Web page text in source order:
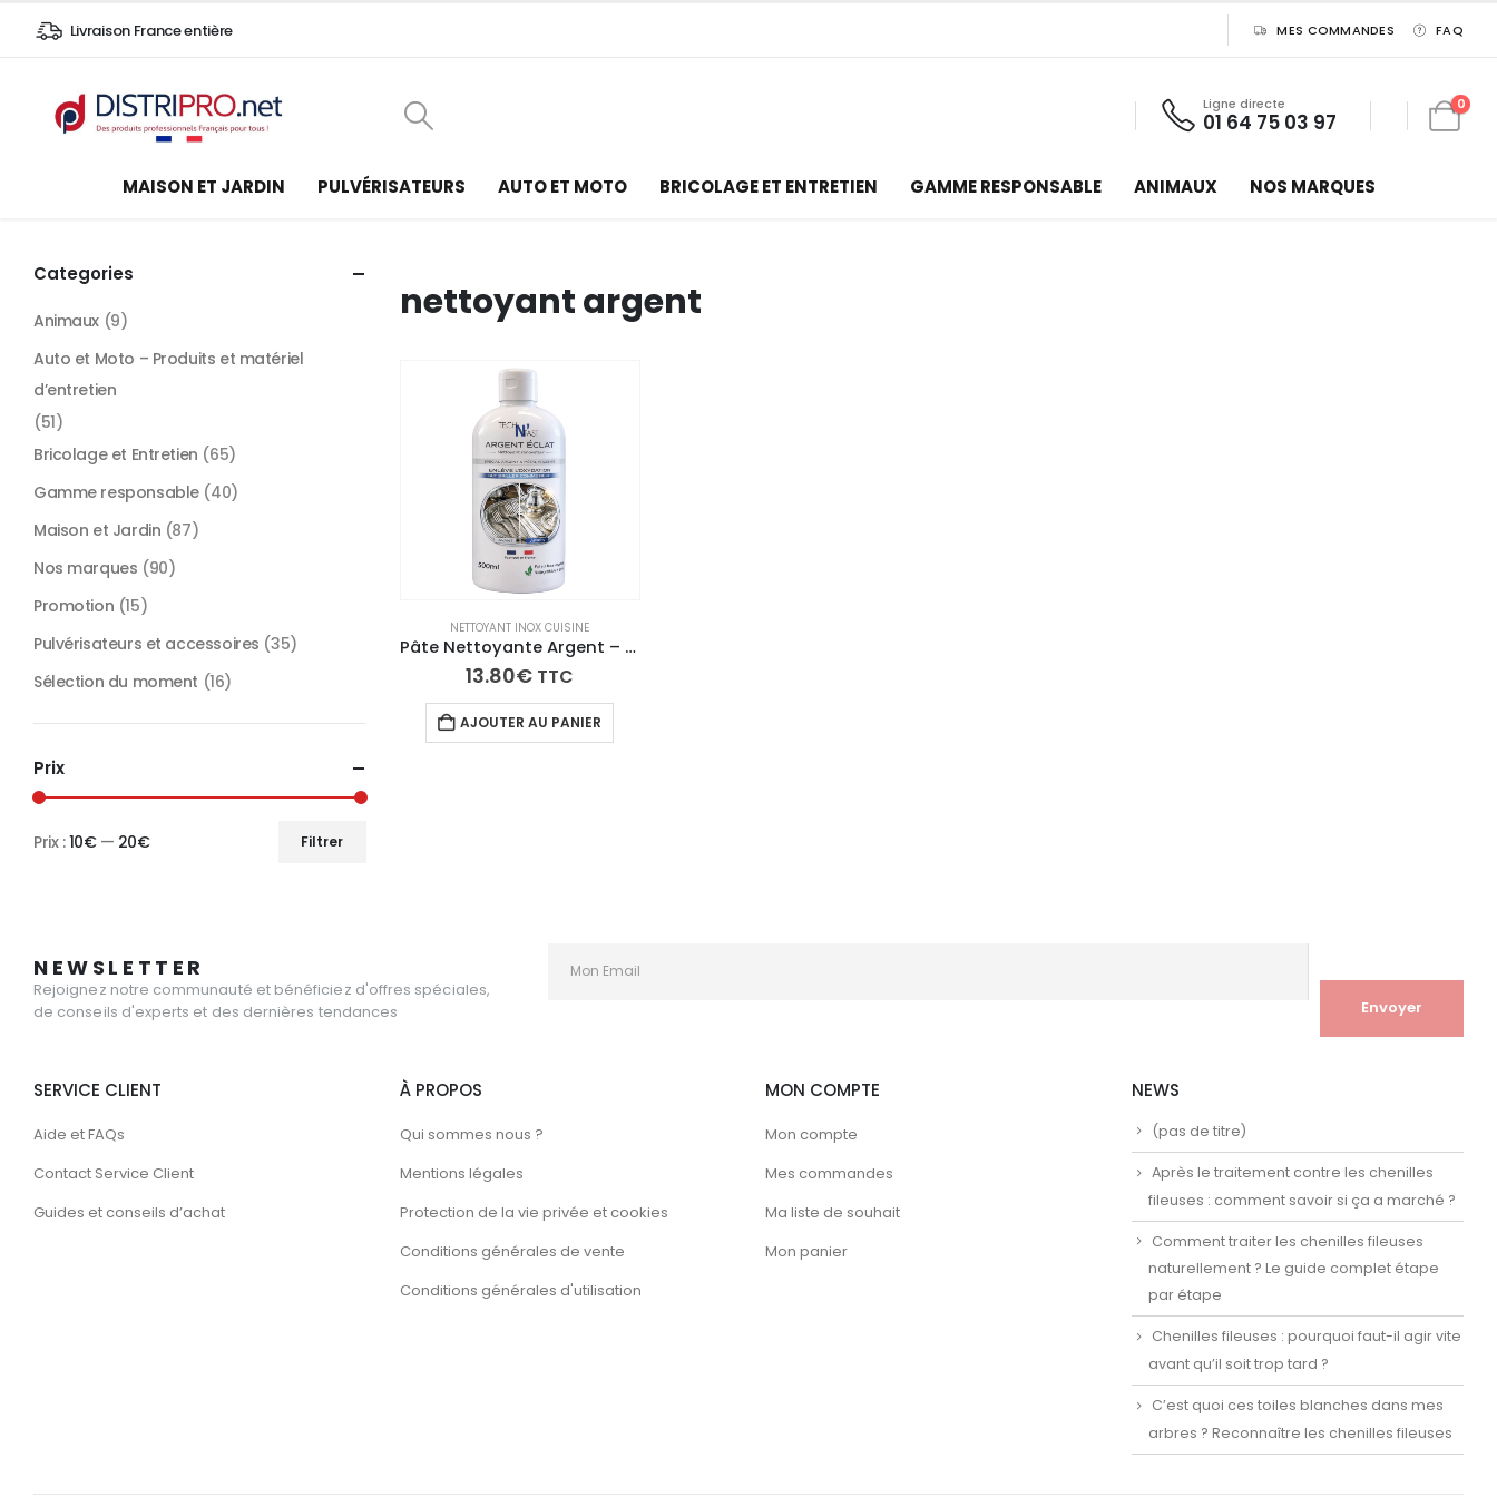
Livraison France entière MES COMMANDES FAQ
Ligne directe
01 64 75 03 97
0
MAISON ET JARDIN PULVÉRISATEURS AUTO ET MOTO BRICOLAGE ET ENTRETIEN GAMME RESPONSABLE ANIMAUX NOS MARQUES
nettoyant argent
NETTOYANT INOX CUISINE
Pâte Nettoyante Argent – Rénovateur Argenterie & Métaux Argentés – Anti-Oxydation, Brillance Longue Durée
13.80€ TTC
AJOUTER AU PANIER
Categories
Animaux (9)
Auto et Moto – Produits et matériel
d’entretien
(51)
Bricolage et Entretien (65)
Gamme responsable (40)
Maison et Jardin (87)
Nos marques (90)
Promotion (15)
Pulvérisateurs et accessoires (35)
Sélection du moment (16)
Prix
Filtrer
Prix :10€— 20€
NEWSLETTER
Rejoignez notre communauté et bénéficiez d'offres spéciales,
de conseils d'experts et des dernières tendances
SERVICE CLIENT
Aide et FAQs
Contact Service Client
Guides et conseils d’achat
À PROPOS
Qui sommes nous ?
Mentions légales
Protection de la vie privée et cookies
Conditions générales de vente
Conditions générales d'utilisation
MON COMPTE
Mon compte
Mes commandes
Ma liste de souhait
Mon panier
NEWS
(pas de titre)
Après le traitement contre les chenilles
fileuses : comment savoir si ça a marché ?
Comment traiter les chenilles fileuses
naturellement ? Le guide complet étape
par étape
Chenilles fileuses : pourquoi faut-il agir vite
avant qu’il soit trop tard ?
C’est quoi ces toiles blanches dans mes
arbres ? Reconnaître les chenilles fileuses